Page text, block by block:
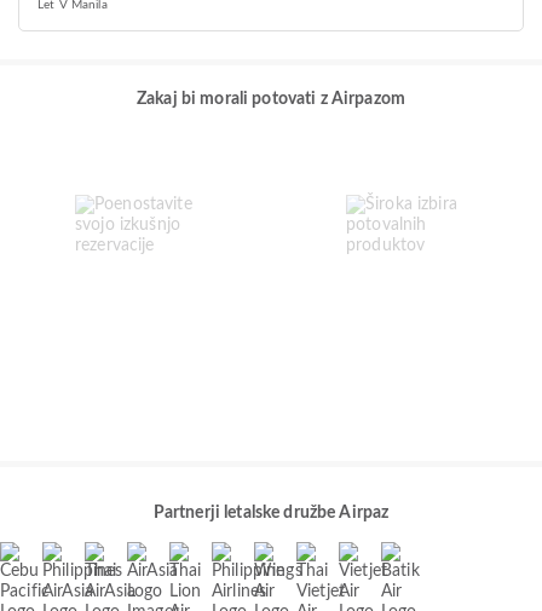
Let V Manila
Zakaj bi morali potovati z Airpazom
Partnerji letalske družbe Airpaz